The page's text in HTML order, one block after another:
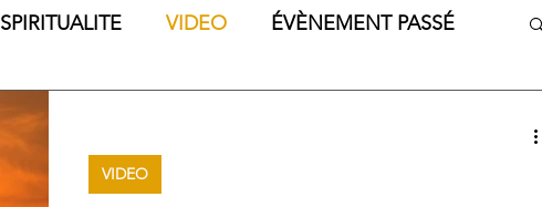
SPIRITUALITE VIDEO ÉVÈNEMENT PASSÉ
VIDEO